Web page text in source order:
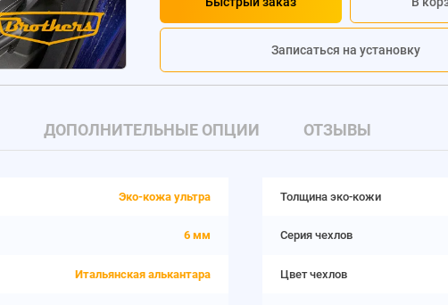
Записаться на установку
ДОПОЛНИТЕЛЬНЫЕ ОПЦИИ ОТЗЫВЫ
Эко-кожа ультра Толщина эко-кожи
6 мм Серия чехлов
Итальянская алькантара Цвет чехлов